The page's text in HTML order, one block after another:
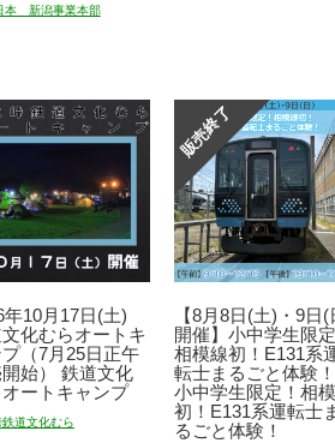
本 新潟事業本部
年10月17日(土)
化むらオートキ
プ（7月25日正午
始） 鉄道文化
ートキャンプ
道文化むら
【8月8日(土)・9日(
開催】小中学生限定
相模線初！E131系
転士まるごと体験！
小中学生限定！相
初！E131系運転士
るごと体験！